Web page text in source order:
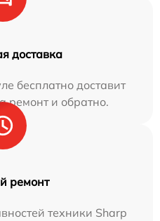
доставка
бесплатно доставит
ремонт и обратно.
ремонт
техники Sharp